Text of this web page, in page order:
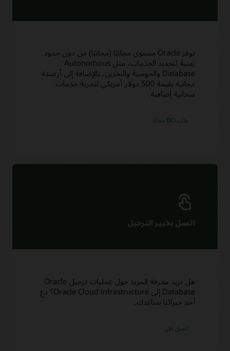
توفر Oracle مستوى مجانيًا (مجانيًا) من دون حدود
زمنية لتحديد الخدمات، مثل Autonomous
Database والحوسبة والتخزين، بالإضافة إلى أرصدة
مجانية بقيمة 300 دولار أمريكي لتجربة خدمات
سحابية إضافية.
جرّب OCI مجانًا
اتصل بخبير الترحيل
هل تريد معرفة المزيد حول عمليات ترحيل Oracle
Database إلى Oracle Cloud Infrastructure؟ دع
أحد خبرائنا يساعدك.
اتصل الآن